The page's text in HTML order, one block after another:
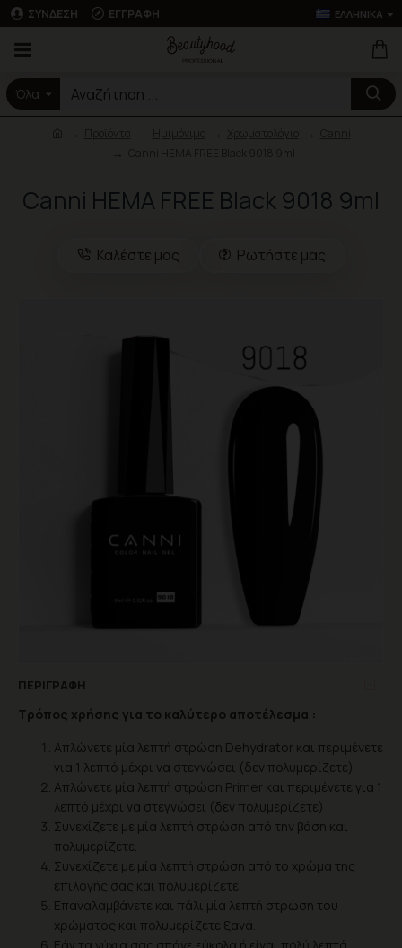
ΣΎΝΔΕΣΗ ΕΓΓΡΑΦΉ ΕΛΛΗΝΙΚΆ
Όλα
Canni HEMA FREE Black 9018 9ml
Καλέστε μας Ρωτήστε μας
ΠΕΡΙΓΡΑΦΉ
Τρόπος χρήσης για το καλύτερο αποτέλεσμα :
Απλώνετε μία λεπτή στρώση Dehydrator και περιμένετε
για 1 λεπτό μέχρι να στεγνώσει (δεν πολυμερίζετε)
Απλώνετε μία λεπτή στρώση Primer και περιμένετε για 1
λεπτό μέχρι να στεγνώσει (δεν πολυμερίζετε)
Συνεχίζετε με μία λεπτή στρώση από την βάση και
πολυμερίζετε.
Συνεχίζετε με μία λεπτή στρώση από το χρώμα της
επιλογής σας και πολυμερίζετε.
Επαναλαμβάνετε και πάλι μία λεπτή στρώση του
χρώματος και πολυμερίζετε ξανά.